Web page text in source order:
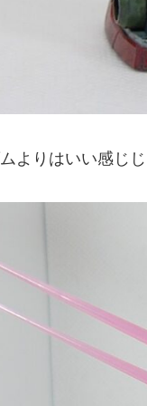
よりはいい感じ